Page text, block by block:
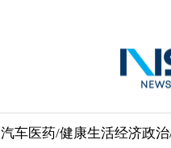
汽车医药/健康生活经济政